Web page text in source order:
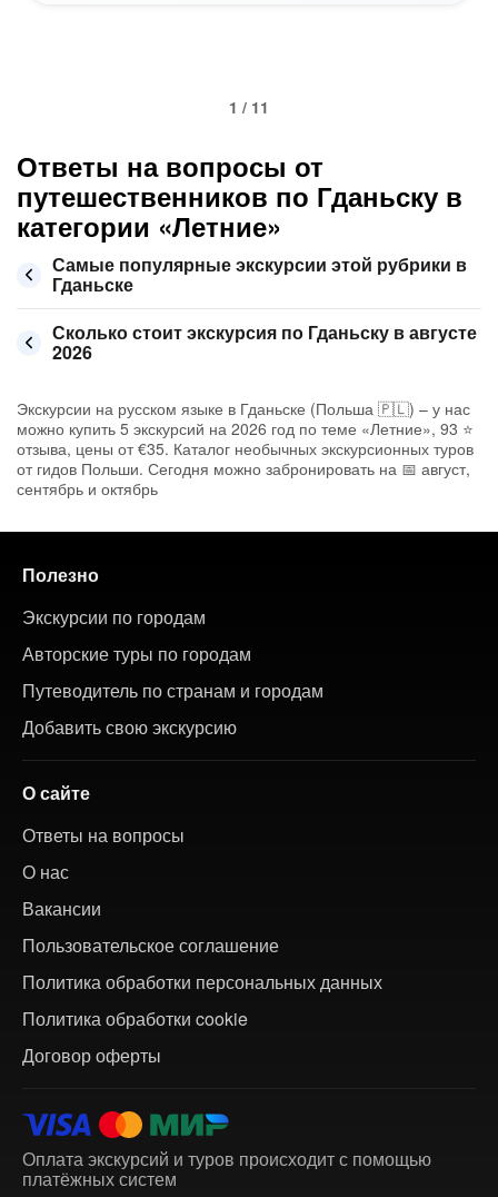
1 / 11
Ответы на вопросы от
путешественников по Гданьску в
категории «Летние»
Самые популярные экскурсии этой рубрики в
Гданьске
Сколько стоит экскурсия по Гданьску в августе
2026
Экскурсии на русском языке в Гданьске (Польша 🇵🇱) – у нас
можно купить 5 экскурсий на 2026 год по теме «Летние», 93 ⭐
отзыва, цены от €35. Каталог необычных экскурсионных туров
от гидов Польши. Сегодня можно забронировать на 📅 август,
сентябрь и октябрь
Полезно
Экскурсии по городам
Авторские туры по городам
Путеводитель по странам и городам
Добавить свою экскурсию
О сайте
Ответы на вопросы
О нас
Вакансии
Пользовательское соглашение
Политика обработки персональных данных
Политика обработки cookie
Договор оферты
Оплата экскурсий и туров происходит с помощью
платёжных систем